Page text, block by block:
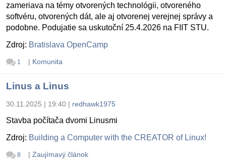
zameriava na témy otvorených technológii, otvoreného
softvéru, otvorených dát, ale aj otvorenej verejnej správy a
podobne. Podujatie sa uskutoční 25.4.2026 na FIIT STU.
Zdroj: Bratislava OpenCamp
1 | Komunita
Linus a Linus
30.11.2025 | 19:40 | redhawk1975
Stavba počítača dvomi Linusmi
Zdroj: Building a Computer with the CREATOR of Linux!
8 | Zaujímavý článok